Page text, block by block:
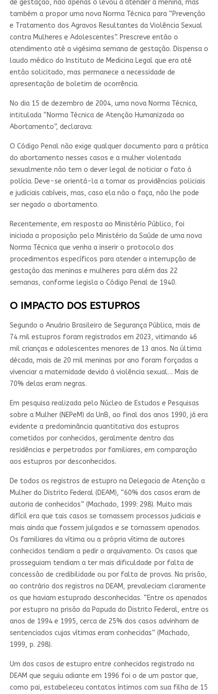
de gestação, não apenas o levou a atender a menina, mas
também a propor uma nova Norma Técnica para “Prevenção
e Tratamento dos Agravos Resultantes da Violência Sexual
contra Mulheres e Adolescentes”. Prescreve então o
atendimento até a vigésima semana de gestação. Dispensa o
laudo médico do Instituto de Medicina Legal que era até
então solicitado, mas permanece a necessidade de
apresentação de boletim de ocorrência.
No dia 15 de dezembro de 2004, uma nova Norma Técnica,
intitulada “Norma Técnica de Atenção Humanizada ao
Abortamento”, declarava:
O Código Penal não exige qualquer documento para a prática
do abortamento nesses casos e a mulher violentada
sexualmente não tem o dever legal de noticiar o fato à
polícia. Deve-se orientá-la a tomar as providências policiais
e judiciais cabíveis, mas, caso ela não o faça, não lhe pode
ser negado o abortamento.
Recentemente, em resposta ao Ministério Público, foi
iniciada a proposição pelo Ministério da Saúde de uma nova
Norma Técnica que venha a inserir o protocolo dos
procedimentos específicos para atender a interrupção de
gestação das meninas e mulheres para além das 22
semanas, conforme legisla o Código Penal de 1940.
O IMPACTO DOS ESTUPROS
Segundo o Anuário Brasileiro de Segurança Pública, mais de
74 mil estupros foram registrados em 2023, vitimando 46
mil crianças e adolescentes menores de 13 anos. Na última
década, mais de 20 mil meninas por ano foram forçadas a
vivenciar a maternidade devido à violência sexual… Mais de
70% delas eram negras.
Em pesquisa realizada pelo Núcleo de Estudos e Pesquisas
sobre a Mulher (NEPeM) da UnB, ao final dos anos 1990, já era
evidente a predominância quantitativa dos estupros
cometidos por conhecidos, geralmente dentro das
residências e perpetrados por familiares, em comparação
aos estupros por desconhecidos.
De todos os registros de estupro na Delegacia de Atenção a
Mulher do Distrito Federal (DEAM), “60% dos casos eram de
autoria de conhecidos” (Machado, 1999: 298). Muito mais
difícil era que tais casos se tornassem processos judiciais e
mais ainda que fossem julgados e se tornassem apenados.
Os familiares da vítima ou a própria vítima de autores
conhecidos tendiam a pedir o arquivamento. Os casos que
prosseguiam tendiam a ter mais dificuldade por falta de
concessão de credibilidade ou por falta de provas. Na prisão,
ao contrário dos registros na DEAM, prevaleciam claramente
os que haviam estuprado desconhecidas. “Entre os apenados
por estupro na prisão da Papuda do Distrito Federal, entre os
anos de 1994 e 1995, cerca de 25% dos casos advinham de
sentenciados cujas vítimas eram conhecidas” (Machado,
1999, p. 298).
Um dos casos de estupro entre conhecidos registrado na
DEAM que seguiu adiante em 1996 foi o de um pastor que,
como pai, estabeleceu contatos íntimos com sua filha de 15